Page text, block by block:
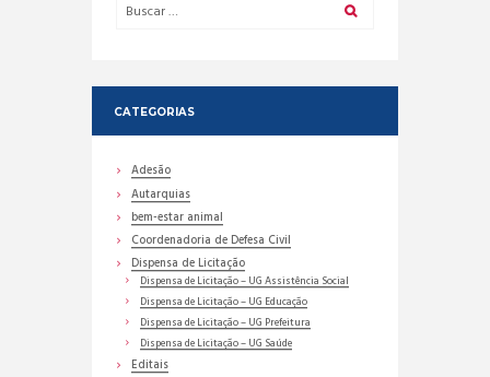
CATEGORIAS
Adesão
Autarquias
bem-estar animal
Coordenadoria de Defesa Civil
Dispensa de Licitação
Dispensa de Licitação – UG Assistência Social
Dispensa de Licitação – UG Educação
Dispensa de Licitação – UG Prefeitura
Dispensa de Licitação – UG Saúde
Editais